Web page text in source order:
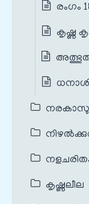
രംഗം
കൃഷ്ണ
കൃഷ്ണലീല